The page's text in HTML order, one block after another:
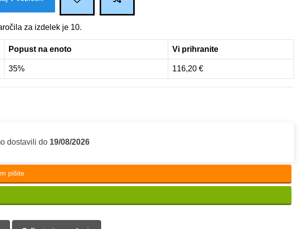
za izdelek je 10.
Popust na enoto Vi prihranite
35% 116,20 €
dostavili do 19/08/2026
pišite